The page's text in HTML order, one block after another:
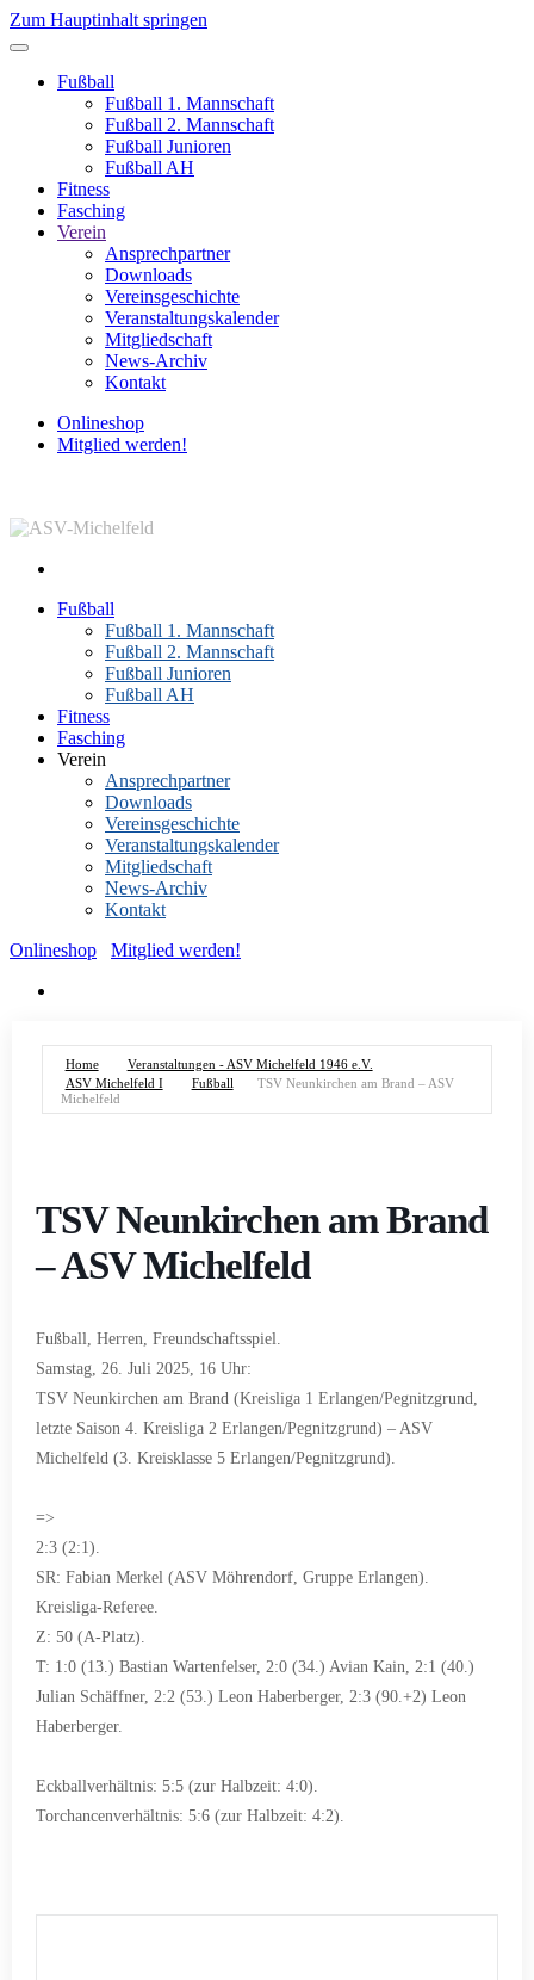
Zum Hauptinhalt springen
Fußball
Fußball 1. Mannschaft
Fußball 2. Mannschaft
Fußball Junioren
Fußball AH
Fitness
Fasching
Verein
Ansprechpartner
Downloads
Vereinsgeschichte
Veranstaltungskalender
Mitgliedschaft
News-Archiv
Kontakt
Onlineshop
Mitglied werden!
Fußball
Fußball 1. Mannschaft
Fußball 2. Mannschaft
Fußball Junioren
Fußball AH
Fitness
Fasching
Verein
Ansprechpartner
Downloads
Vereinsgeschichte
Veranstaltungskalender
Mitgliedschaft
News-Archiv
Kontakt
Onlineshop
Mitglied werden!
Home
Veranstaltungen - ASV Michelfeld 1946 e.V.
ASV Michelfeld I
Fußball
TSV Neunkirchen am Brand – ASV
Michelfeld
TSV Neunkirchen am Brand
– ASV Michelfeld
Fußball, Herren, Freundschaftsspiel.
Samstag, 26. Juli 2025, 16 Uhr:
TSV Neunkirchen am Brand (Kreisliga 1 Erlangen/Pegnitzgrund,
letzte Saison 4. Kreisliga 2 Erlangen/Pegnitzgrund) – ASV
Michelfeld (3. Kreisklasse 5 Erlangen/Pegnitzgrund).
=>
2:3 (2:1).
SR: Fabian Merkel (ASV Möhrendorf, Gruppe Erlangen).
Kreisliga-Referee.
Z: 50 (A-Platz).
T: 1:0 (13.) Bastian Wartenfelser, 2:0 (34.) Avian Kain, 2:1 (40.)
Julian Schäffner, 2:2 (53.) Leon Haberberger, 2:3 (90.+2) Leon
Haberberger.
Eckballverhältnis: 5:5 (zur Halbzeit: 4:0).
Torchancenverhältnis: 5:6 (zur Halbzeit: 4:2).